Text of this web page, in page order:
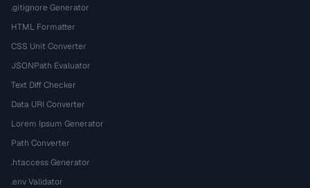
.gitignore Generator
HTML Formatter
CSS Unit Converter
JSONPath Evaluator
Text Diff Checker
Data URI Converter
Lorem Ipsum Generator
Path Converter
.htaccess Generator
.env Validator